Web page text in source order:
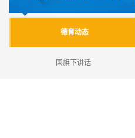
德育动态
国旗下讲话